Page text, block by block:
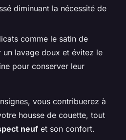
diminuant la nécessité de
comme le satin de
lavage doux et évitez le
pour conserver leur
vous contribuerez à
housse de couette, tout
neuf et son confort.